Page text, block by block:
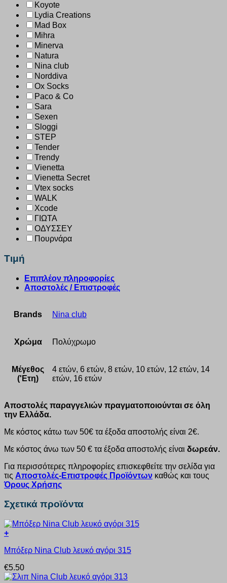
Koyote
Lydia Creations
Mad Box
Mihra
Minerva
Natura
Nina club
Norddiva
Ox Socks
Paco & Co
Sara
Sexen
Sloggi
STEP
Tender
Trendy
Vienetta
Vienetta Secret
Vtex socks
WALK
Xcode
ΓΙΩΤΑ
ΟΔΥΣΣΕΥ
Πουρνάρα
Τιμή
Επιπλέον πληροφορίες
Αποστολές / Επιστροφές
Brands Nina club
Χρώμα Πολύχρωμο
Μέγεθος
('Ετη)
4 ετών, 6 ετών, 8 ετών, 10 ετών, 12 ετών, 14
ετών, 16 ετών
Αποστολές παραγγελιών πραγματοποιούνται σε όλη
την Ελλάδα.
Με κόστος κάτω των 50€ τα έξοδα αποστολής είναι 2€.
Με κόστος άνω των 50 € τα έξοδα αποστολής είναι δωρεάν.
Για περισσότερες πληροφορίες επισκεφθείτε την σελίδα για
τις Αποστολές-Επιστροφές Προϊόντων καθώς και τους
Όρους Χρήσης
Σχετικά προϊόντα
+
το
έχει
πολλαπλές
Μπόξερ Nina Club λευκό αγόρι 315
€5.50